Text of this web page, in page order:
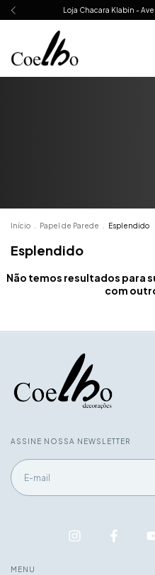
Loja Chacara Klabin -
Início Papel de Parede Esplendido
Esplendido
Não temos resultados para
com
ASSINE NOSSA NEWSLETTER
MENU